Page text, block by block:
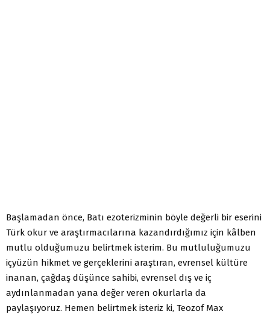
Başlamadan önce, Batı ezoterizminin böyle değerli bir eserini
Türk okur ve araştırmacılarına kazandırdığımız için kâlben
mutlu olduğumuzu belirtmek isterim. Bu mutluluğumuzu
içyüzün hikmet ve gerçeklerini araştıran, evrensel kültüre
inanan, çağdaş düşünce sahibi, evrensel dış ve iç
aydınlanmadan yana değer veren okurlarla da
paylaşıyoruz. Hemen belirtmek isteriz ki, Teozof Max